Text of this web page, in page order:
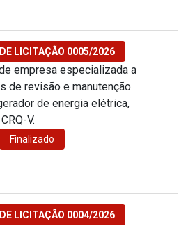
LICITAÇÃO 0005/2026
empresa especializada a
de revisão e manutenção
de energia elétrica,
V.
Finalizado
LICITAÇÃO 0004/2026